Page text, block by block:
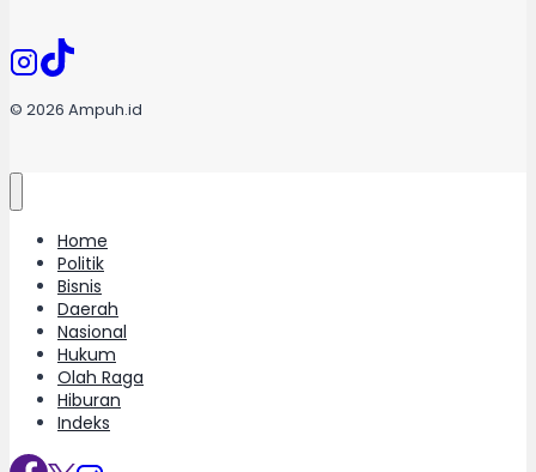
© 2026 Ampuh.id
Home
Politik
Bisnis
Daerah
Nasional
Hukum
Olah Raga
Hiburan
Indeks